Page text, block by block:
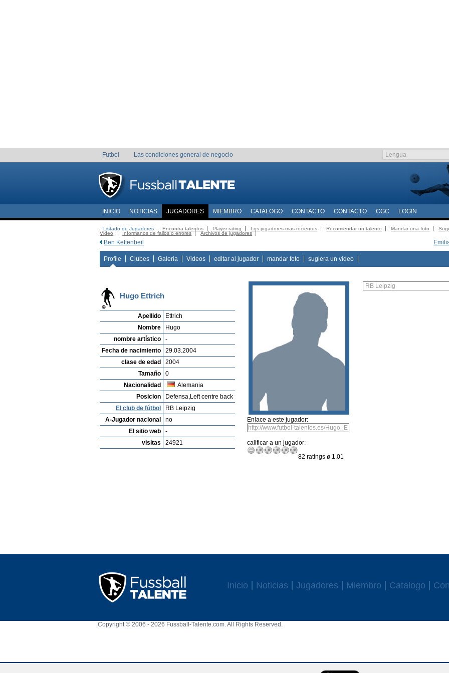
Futbol Las condiciones general de negocio
INICIO NOTICIAS JUGADORES MIEMBRO CATALOGO CONTACTO CONTACTO CGC LOGIN
Listado de Jugadores Encontra talentos Player rating Los jugadores mas recientes Recomiendar un talento Mandar una foto
Video
Informanos de fallos o errores Archivos de jugadores
Ben Kettenbeil
Profile Clubes Galeria Videos editar al jugador mandar foto sugiera un video
Hugo Ettrich
Apellido
Ettrich
Nombre
Hugo
nombre artístico
-
Fecha de nacimiento
29.03.2004
clase de edad
2004
Tamaño
0
Nacionalidad
Alemania
Posicion
Defensa,Left centre back
El club de fútbol
RB Leipzig
A-Jugador nacional
no
El sitio web
-
visitas
24921
Enlace a este jugador:
calificar a un jugador:
82 ratings ø 1.01
Inicio Noticias Jugadores Miembro Catalogo
Copyright © 2006 - 2026 Fussball-Talente.com. All Rights Reserved.